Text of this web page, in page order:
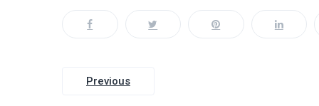
Navigazione
Previous